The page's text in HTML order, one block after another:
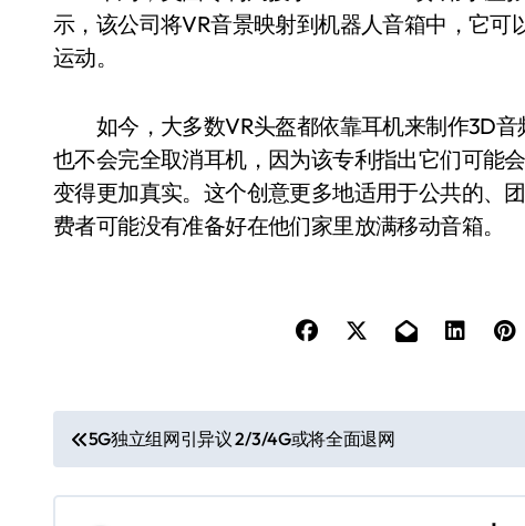
示，该公司将VR音景映射到机器人音箱中，它
运动。
如今，大多数VR头盔都依靠耳机来制作3D音
也不会完全取消耳机，因为该专利指出它们可能
变得更加真实。这个创意更多地适用于公共的、
费者可能没有准备好在他们家里放满移动音箱。
文
章
5G独立组网引异议 2/3/4G或将全面退网